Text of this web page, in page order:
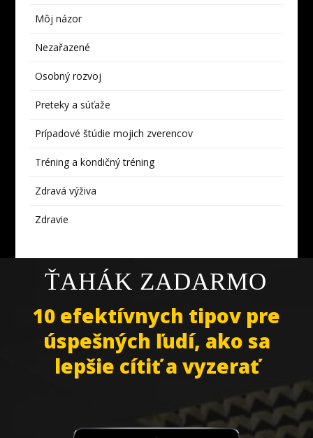
Môj názor
Nezařazené
Osobný rozvoj
Preteky a súťaže
Prípadové štúdie mojich zverencov
Tréning a kondičný tréning
Zdravá výživa
Zdravie
ŤAHÁK ZADARMO
10 efektívnych tipov pre
úspešných ľudí, ako sa
lepšie cítiť a vyzerať